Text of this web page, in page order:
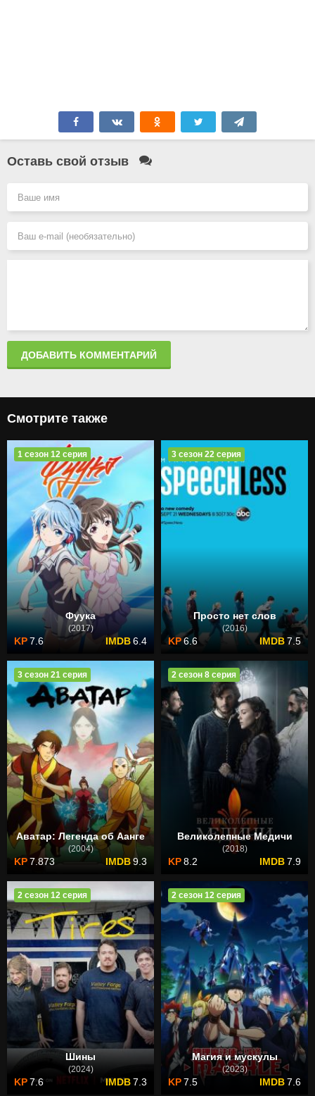
Оставь свой отзыв
ДОБАВИТЬ КОММЕНТАРИЙ
Смотрите также
Фуука
(2017)
7.6 6.4
1 сезон 12 серия
Просто нет слов
(2016)
6.6 7.5
3 сезон 22 серия
Аватар: Легенда об Аанге
(2004)
7.873 9.3
3 сезон 21 серия
Великолепные Медичи
(2018)
8.2 7.9
2 сезон 8 серия
Шины
(2024)
7.6 7.3
2 сезон 12 серия
Магия и мускулы
(2023)
7.5 7.6
2 сезон 12 серия